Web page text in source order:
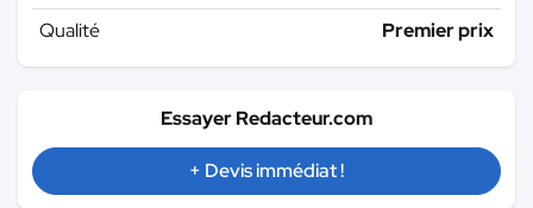
Qualité
Premier prix
Essayer Redacteur.com
+ Devis immédiat !